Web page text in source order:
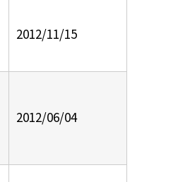
2012/11/15
2012/06/04